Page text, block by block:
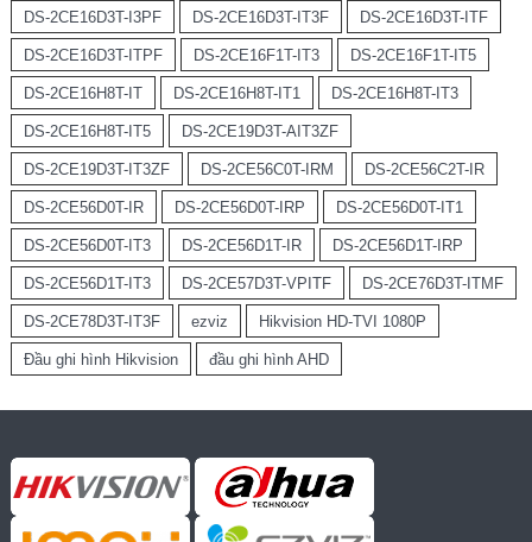
DS-2CE16D3T-I3PF DS-2CE16D3T-IT3F DS-2CE16D3T-ITF
DS-2CE16D3T-ITPF DS-2CE16F1T-IT3 DS-2CE16F1T-IT5
DS-2CE16H8T-IT DS-2CE16H8T-IT1 DS-2CE16H8T-IT3
DS-2CE16H8T-IT5 DS-2CE19D3T-AIT3ZF
DS-2CE19D3T-IT3ZF DS-2CE56C0T-IRM DS-2CE56C2T-IR
DS-2CE56D0T-IR DS-2CE56D0T-IRP DS-2CE56D0T-IT1
DS-2CE56D0T-IT3 DS-2CE56D1T-IR DS-2CE56D1T-IRP
DS-2CE56D1T-IT3 DS-2CE57D3T-VPITF DS-2CE76D3T-ITMF
DS-2CE78D3T-IT3F ezviz Hikvision HD-TVI 1080P
Đầu ghi hình Hikvision đầu ghi hình AHD